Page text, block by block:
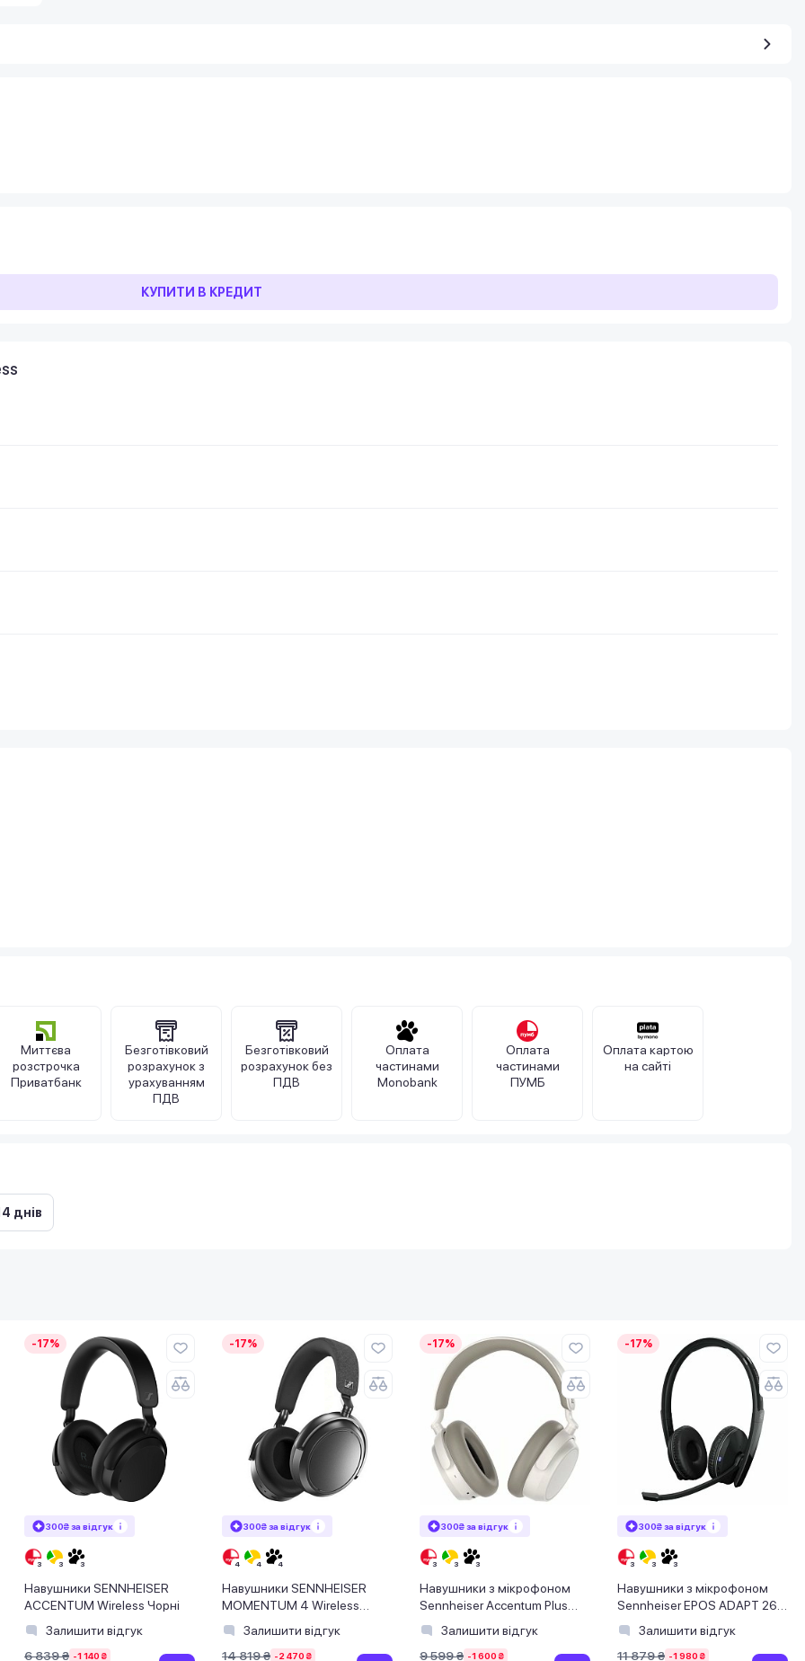
КУПИТИ В КРЕДИТ
Миттєва
розстрочка
Приватбанк
Безготівковий
розрахунок з
урахуванням
ПДВ
Безготівковий
розрахунок без
ПДВ
Оплата
частинами
Monobank
Оплата
частинами
ПУМБ
Оплата картою
на сайті
днів
-17%
300₴ за відгук
Навушники SENNHEISER
ACCENTUM Wireless Чорні
Залишити відгук
6 839 ₴ -1 140 ₴
-17%
300₴ за відгук
Навушники SENNHEISER
MOMENTUM 4 Wireless
Graphite
Залишити відгук
14 819 ₴ -2 470 ₴
-17%
300₴ за відгук
Навушники з мікрофоном
Sennheiser Accentum Plus
Wireless White (700177)
Залишити відгук
9 599 ₴ -1 600 ₴
-17%
300₴ за відгук
Навушники з мікрофоном
Sennheiser EPOS ADAPT 260
Black (1000882)
Залишити відгук
11 879 ₴ -1 980 ₴